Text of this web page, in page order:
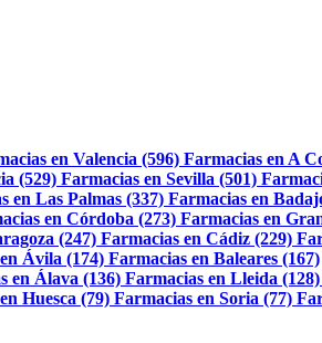
en Valencia (596) Farmacias en A
(529) Farmacias en Sevilla (501)
en Las Palmas (337) Farmacias en
en Córdoba (273) Farmacias en
(247) Farmacias en Cádiz (229)
Ávila (174) Farmacias en Baleares (167)
en Álava (136) Farmacias en Lleida (128)
Huesca (79) Farmacias en Soria (77)